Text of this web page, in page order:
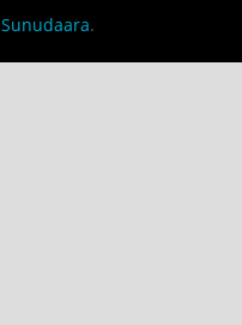
Sunudaara.